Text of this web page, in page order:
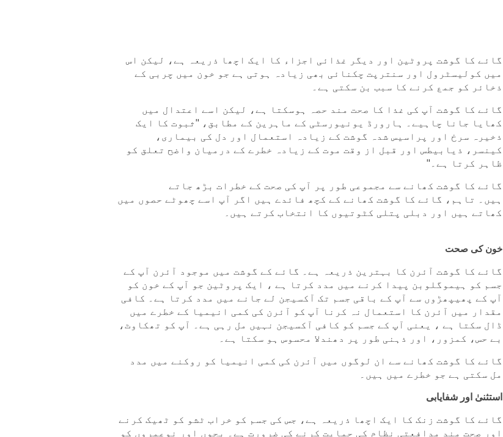
گائے کا گوشت پروٹین اور دیگر غذائی اجزاء کا ایک اچھا ذریعہ ہے، لیکن اس
میں کولیسٹرول اور سنترپت چکنائی بھی زیادہ ہوتی ہے جو خون میں چربی کے
ذخائر کو جمع کرنے کا سبب بن سکتی ہے۔
گائے کا گوشت آپ کی غذا کا صحت مند حصہ ہوسکتا ہے، لیکن اسے اعتدال میں
کھایا جانا چاہیے۔ ہارورڈ یونیورسٹی کے ماہرین کے مطابق، "ثبوت کا ایک
ذخیرہ سرخ اور پراسیس شدہ گوشت کے زیادہ استعمال اور دل کی بیماری،
کینسر، ذیابیطس اور قبل از وقت موت کے زیادہ خطرے کے درمیان واضح تعلق کو
ظاہر کرتا ہے۔"
گائے کا گوشت کھانے سے مجموعی طور پر آپ کی صحت کے خطرات بڑھ جاتے
ہیں۔ تاہم، گائے کا گوشت کھانے کے کچھ فائدے ہیں اگر آپ اسے چھوٹے حصوں میں
کھاتے ہیں اور دبلی پتلی کٹوتیوں کا انتخاب کرتے ہیں ۔
خون کی صحت
گائے کا گوشت آئرن کا بہترین ذریعہ ہے۔ گائے کے گوشت میں موجود آئرن آپ کے
جسم کو ہیموگلوبن پیدا کرنے میں مدد کرتا ہے ، ایک پروٹین جو آپ کے خون کو
آپ کے پھیپھڑوں سے آپ کے باقی جسم تک آکسیجن لے جانے میں مدد کرتا ہے۔ کافی
مقدار میں آئرن کا استعمال نہ کرنا آپ کو آئرن کی کمی انیمیا کے خطرے میں
ڈال سکتا ہے ، یعنی آپ کے جسم کو کافی آکسیجن نہیں مل رہی ہے۔ آپ کو تھکاوٹ،
بے حس، کمزور، اور ذہنی طور پر دھندلا محسوس ہو سکتا ہے۔
گائے کا گوشت کھانے سے ان لوگوں میں آئرن کی کمی انیمیا کو روکنے میں مدد
مل سکتی ہے جو خطرے میں ہیں۔
استثنیٰ اور شفایابی
گائے کا گوشت زنک کا ایک اچھا ذریعہ ہے، جس کی جسم کو خراب ٹشو کو ٹھیک کرنے
اور صحت مند مدافعتی نظام کی حمایت کرنے کی ضرورت ہے۔ بچوں اور نوعمروں کو